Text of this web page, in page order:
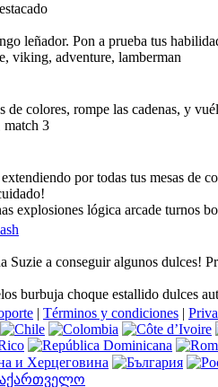
leñador. Pon a prueba tus
viking, adventure, lamberman
de colores, rompe las cadenas, y
3
por todas tus mesas de
explosiones lógica arcade turnos
Suzie a conseguir algunos dulces!
burbuja choque estallido dulces
| Términos y condiciones |